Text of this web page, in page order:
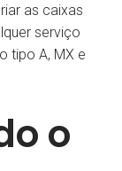
as caixas
serviço
tipo A, MX e
o